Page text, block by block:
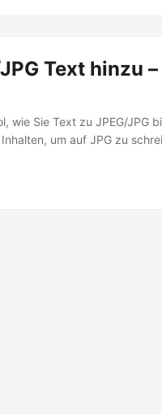
Text hinzu
wie Sie Text zu JPEG/JPG
um auf JPG zu